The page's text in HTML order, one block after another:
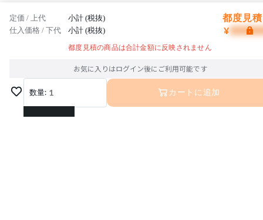
定価 / 上代 小計 (税抜) 都度見
仕入価格 / 下代 小計 (税抜) ¥
都度見積の商品は合計金額に反映されません
お気に入りはログイン後にご利用可能です
数量: 1
1
カートに追加